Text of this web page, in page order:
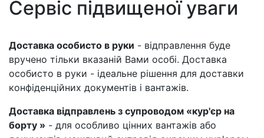
Сервіс підвищеної уваги
Доставка особисто в руки - відправлення буде
вручено тільки вказаній Вами особі. Доставка
особисто в руки - ідеальне рішення для доставки
конфіденційних документів і вантажів.
Доставка відправлень з супроводом «кур'єр на
борту » - для особливо цінних вантажів або